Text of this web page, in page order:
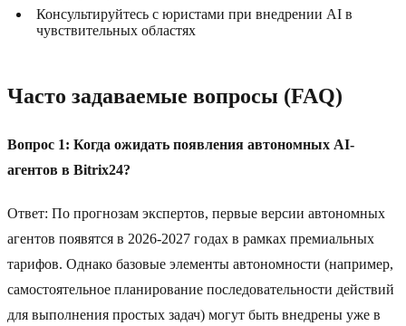
Консультируйтесь с юристами при внедрении AI в
чувствительных областях
Часто задаваемые вопросы (FAQ)
Вопрос 1: Когда ожидать появления автономных AI-
агентов в Bitrix24?
Ответ: По прогнозам экспертов, первые версии автономных
агентов появятся в 2026-2027 годах в рамках премиальных
тарифов. Однако базовые элементы автономности (например,
самостоятельное планирование последовательности действий
для выполнения простых задач) могут быть внедрены уже в